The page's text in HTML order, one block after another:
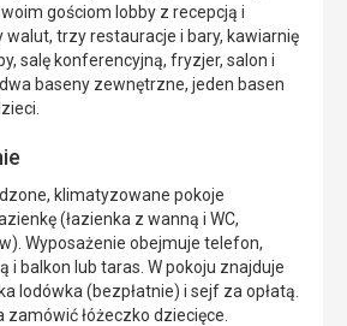
gościom lobby z recepcją i
trzy restauracje i bary, kawiarnię
salę konferencyjną, fryzjer, salon i
baseny zewnętrzne, jeden basen
klimatyzowane pokoje
(łazienka z wanną i WC,
Wyposażenie obejmuje telefon,
i balkon lub taras. W pokoju znajduje
lodówka (bezpłatnie) i sejf za opłatą.
łóżeczko dziecięce.